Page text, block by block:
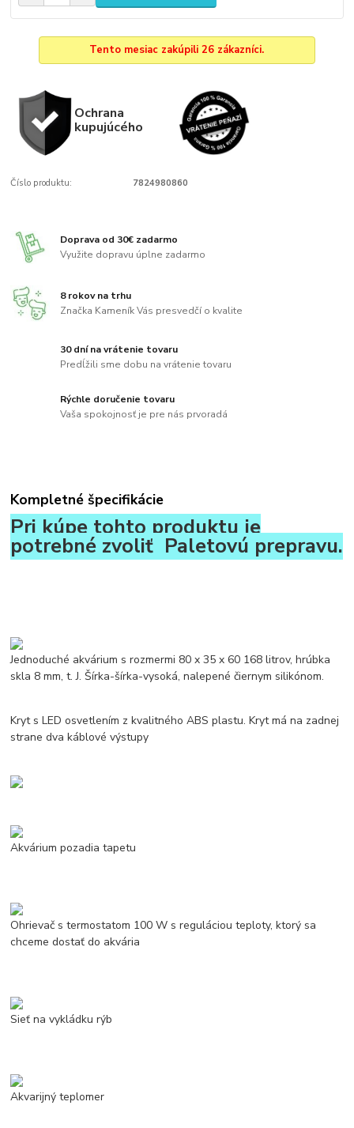
Tento mesiac zakúpili 26 zákazníci.
Ochrana
kupujúcého
Číslo produktu: 7824980860
Doprava od 30€ zadarmo
Využite dopravu úplne zadarmo
8 rokov na trhu
Značka Kameník Vás presvedčí o kvalite
30 dní na vrátenie tovaru
Predĺžili sme dobu na vrátenie tovaru
Rýchle doručenie tovaru
Vaša spokojnosť je pre nás prvoradá
Kompletné špecifikácie
Pri kúpe tohto produktu je
potrebné zvoliť Paletovú prepravu.
Jednoduché akvárium s rozmermi 80 x 35 x 60 168 litrov, hrúbka
skla 8 mm, t. J. Šírka-šírka-vysoká, nalepené čiernym silikónom.
Kryt s LED osvetlením z kvalitného ABS plastu. Kryt má na zadnej
strane dva káblové výstupy
Akvárium pozadia tapetu
Ohrievač s termostatom 100 W s reguláciou teploty, ktorý sa
chceme dostať do akvária
Sieť na vykládku rýb
Akvarijný teplomer